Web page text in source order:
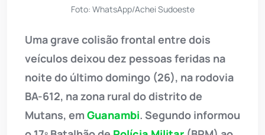
Foto: WhatsApp/Achei Sudoeste
Uma grave colisão frontal entre dois
veículos deixou dez pessoas feridas na
noite do último domingo (26), na rodovia
BA-612, na zona rural do distrito de
Mutans, em Guanambi. Segundo informou